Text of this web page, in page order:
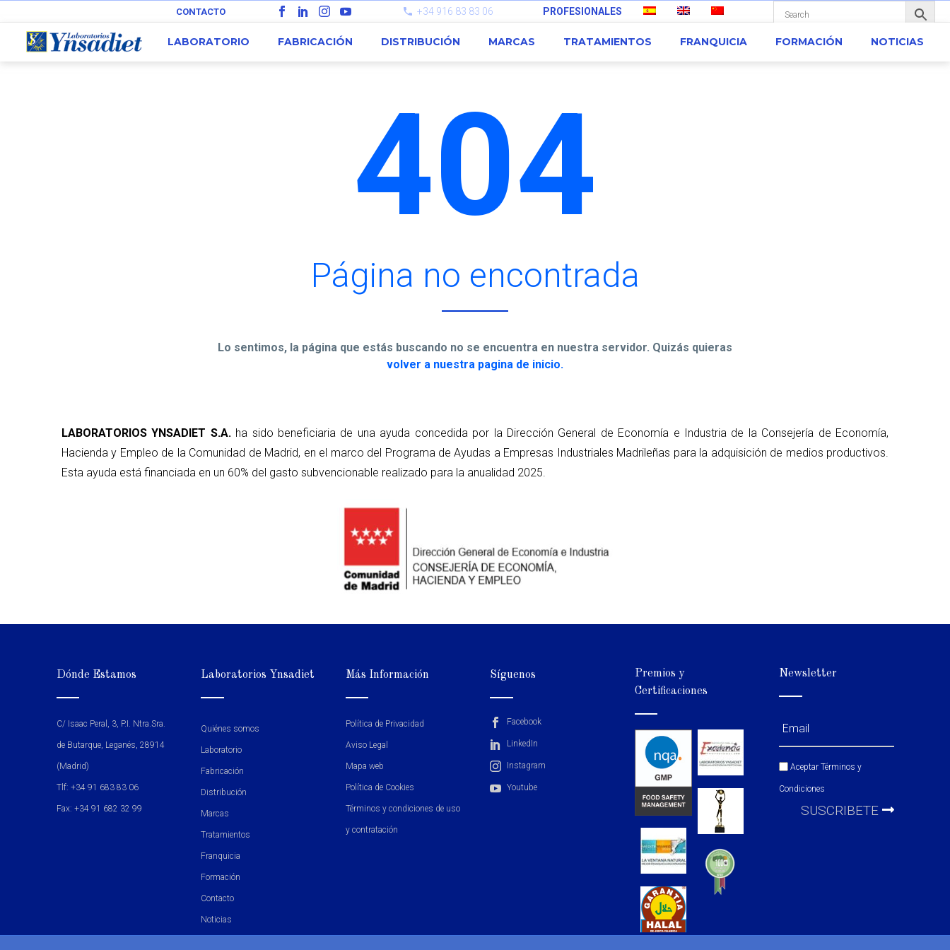
CONTACTO +34 916 83 83 06 PROFESIONALES
LABORATORIO FABRICACIÓN DISTRIBUCIÓN MARCAS TRATAMIENTOS FRANQUICIA FORMACIÓN NOTICIAS
404
Página no encontrada
Lo sentimos, la página que estás buscando no se encuentra en nuestra servidor. Quizás quieras
volver a nuestra pagina de inicio.
LABORATORIOS YNSADIET S.A.ha sido beneficiaria de una ayuda concedida por la Dirección General de Economía e Industria de la Consejería de Economía,
Hacienda y Empleo de la Comunidad de Madrid, en el marco del Programa de Ayudas a Empresas Industriales Madrileñas para la adquisición de medios productivos.
Esta ayuda está financiada en un 60% del gasto subvencionable realizado para la anualidad 2025.
Dónde Estamos
C/ Isaac Peral, 3, P.I. Ntra.Sra.
de Butarque, Leganés, 28914
(Madrid)
Tlf: +34 91 683 83 06
Fax: +34 91 682 32 99
Laboratorios Ynsadiet
Quiénes somos
Laboratorio
Fabricación
Distribución
Marcas
Tratamientos
Franquicia
Formación
Contacto
Noticias
Más Información
Política de Privacidad
Aviso Legal
Mapa web
Política de Cookies
Términos y condiciones de uso
y contratación
Síguenos
Facebook
LinkedIn
Instagram
Youtube
Premios y
Certificaciones
Newsletter
Aceptar Términos y
Condiciones
SUSCRIBETE